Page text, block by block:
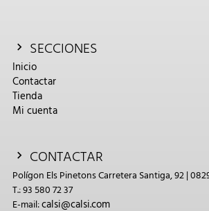
SECCIONES
Inicio
Contactar
Tienda
Mi cuenta
CONTACTAR
Polígon Els Pinetons Carretera Santiga, 92 |
T.: 93 580 72 37
E-mail:calsi@calsi.com